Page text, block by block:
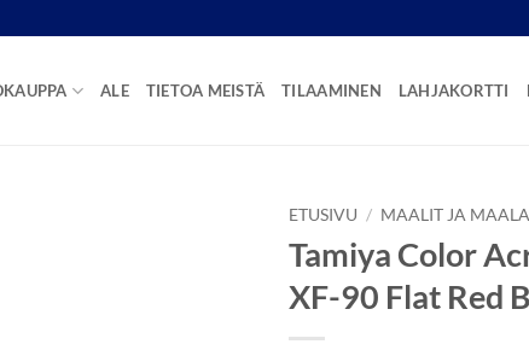
ALE TIETOA MEISTÄ TILAAMINEN LAHJAKORTTI
ETUSIVU / MAALIT JA
Tamiya Color
XF-90 Flat Red